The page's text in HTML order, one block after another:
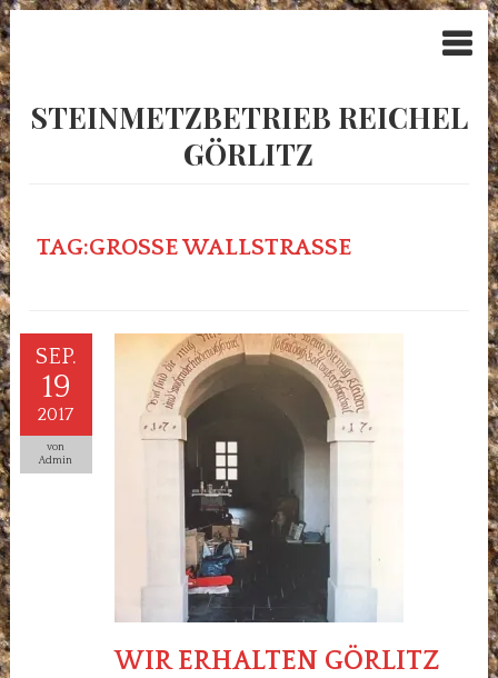
STEINMETZBETRIEB REICHEL
GÖRLITZ
TAG:GROSSE WALLSTRASSE
SEP.
19
2017
von
Admin
WIR ERHALTEN GÖRLITZ